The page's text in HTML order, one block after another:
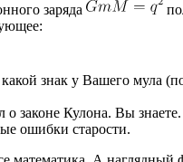
заряда
знак у Вашего мула
законе Кулона. Вы знаете.
ошибки старости.